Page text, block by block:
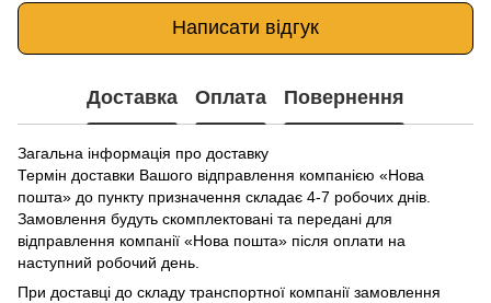
Написати відгук
Доставка Оплата Повернення
Загальна інформація про доставку
Термін доставки Вашого відправлення компанією «Нова
пошта» до пункту призначення складає 4-7 робочих днів.
Замовлення будуть скомплектовані та передані для
відправлення компанії «Нова пошта» після оплати на
наступний робочий день.
При доставці до складу транспортної компанії замовлення